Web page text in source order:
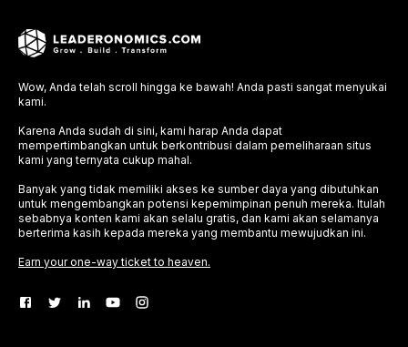
Wow, Anda telah scroll hingga ke bawah! Anda pasti sangat menyukai
kami.
Karena Anda sudah di sini, kami harap Anda dapat
mempertimbangkan untuk berkontribusi dalam pemeliharaan situs
kami yang ternyata cukup mahal.
Banyak yang tidak memiliki akses ke sumber daya yang dibutuhkan
untuk mengembangkan potensi kepemimpinan penuh mereka. Itulah
sebabnya konten kami akan selalu gratis, dan kami akan selamanya
berterima kasih kepada mereka yang membantu mewujudkan ini.
Earn your one-way ticket to heaven.